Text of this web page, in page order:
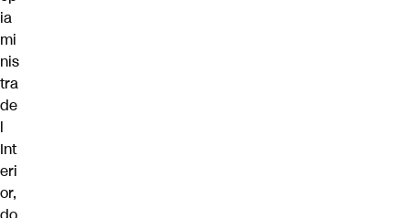
ia
mi
nis
tra
de
l
Int
eri
or,